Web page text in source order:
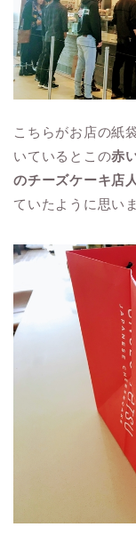
こちらがお店の紙
いているとこの赤
のチーズケーキ店
ていたように思い